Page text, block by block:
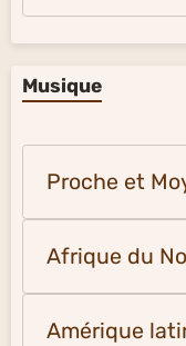
Musique
Proche et
Afrique du
Amérique